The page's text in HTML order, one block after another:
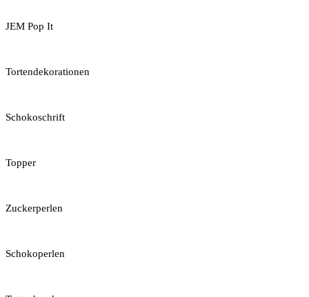
JEM Pop It
Tortendekorationen
Schokoschrift
Topper
Zuckerperlen
Schokoperlen